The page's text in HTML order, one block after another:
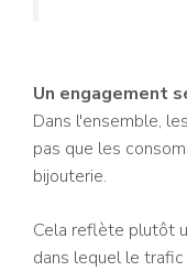
Un engagement
Dans l'ensemble,
pas que les
bijouterie.
Cela reflète plutôt
dans lequel le